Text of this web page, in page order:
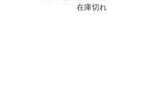
在庫切れ